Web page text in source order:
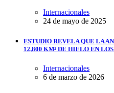
Internacionales
24 de mayo de 2025
ESTUDIO REVELA QUE LA
12,800 KM² DE HIELO EN
Internacionales
6 de marzo de 2026